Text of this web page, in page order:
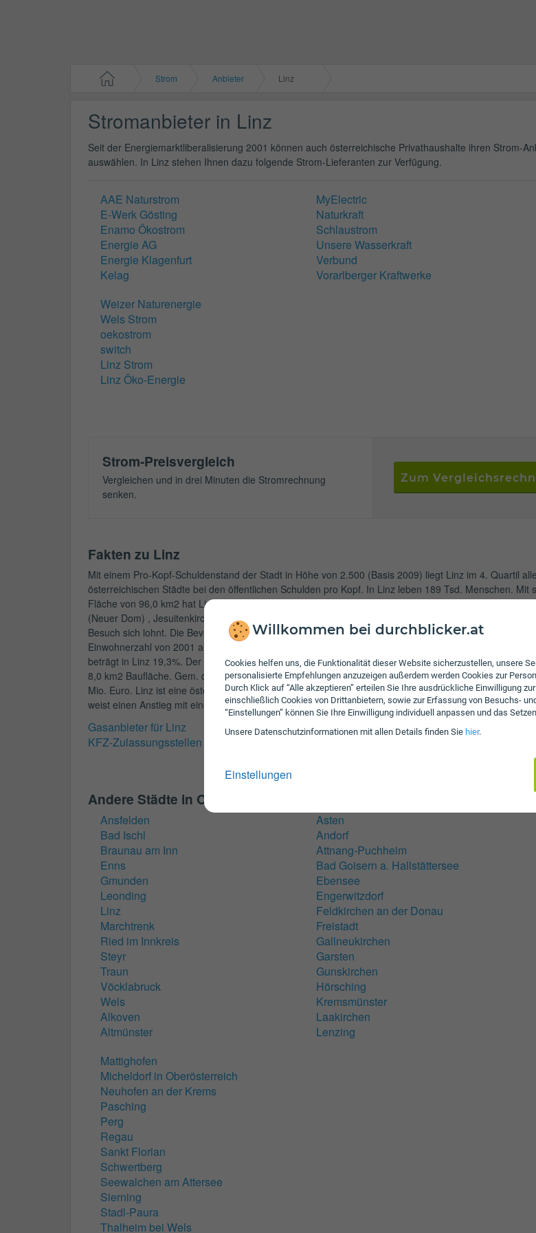
Willkommen bei durchblicker.at
Cookies helfen uns, die Funktionalität dieser Website sicherzustellen, unsere
personalisierte Empfehlungen anzuzeigen außerdem werden Cookies zur
Durch Klick auf “Alle akzeptieren” erteilen Sie Ihre ausdrückliche Einwilligung
einschließlich Cookies von Drittanbietern, sowie zur Erfassung von Besuchs-
“Einstellungen” können Sie Ihre Einwilligung individuell anpassen und das
Unsere Daten­schutz­informationen mit allen Details finden Sie hier.
Einstellungen
Strom Anbieter Linz
Stromanbieter in Linz
Seit der Energiemarktliberalisierung 2001 können auch österreichische Privathaushalte ihren Strom-
auswählen. In Linz stehen Ihnen dazu folgende Strom-Lieferanten zur Verfügung.
AAE Naturstrom
E-Werk Gösting
Enamo Ökostrom
Energie AG
Energie Klagenfurt
Kelag
MyElectric
Naturkraft
Schlaustrom
Unsere Wasserkraft
Verbund
Vorarlberger Kraftwerke
Weizer Naturenergie
Wels Strom
oekostrom
switch
Linz Strom
Linz Öko-Energie
Strom-Preisvergleich
Vergleichen und in drei Minuten die Stromrechnung
senken.
Zum
Fakten zu Linz
Mit einem Pro-Kopf-Schuldenstand der Stadt in Höhe von 2.500 (Basis 2009) liegt Linz im 4. Quartil
österreichischen Städte bei den öffentlichen Schulden pro Kopf. In Linz leben 189 Tsd. Menschen. Mit
Fläche von 96,0 km2 hat Linz mit Ars Electronica Center, Linzer Puppenwelt, Ursulinenkirche,
(Neuer Dom) , Jesuitenkirche (Alter Dom) und Botanischer Garten auch Sehenswürdigkeiten zu bieten,
Besuch sich lohnt. Die Bevölkerungsentwicklung liegt bei ca. 0,5% pro Jahr (auf Basis der Entwicklung
Einwohnerzahl von 2001 auf 2006: von 184 Tsd. auf 188 Tsd.). Der Bevölkerungsanteil der über 65-
beträgt in Linz 19,3%. Der Bevölkerungsanteil der unter 20-jährigen beträgt in Linz 18,2%. In Linz gibt
8,0 km2 Baufläche. Gem. den Daten der Statistik Austria (Daten aus 2009) beträgt der Schuldenstand
Mio. Euro. Linz ist eine österreichische Stadt und liegt im schönen Bundesland {bula}. Die
weist einen Anstieg mit einer Rate von 0,5% auf.
Gasanbieter für Linz
KFZ-Zulassungsstellen für Linz
Andere Städte in Oberösterreich
Ansfelden
Bad Ischl
Braunau am Inn
Enns
Gmunden
Leonding
Linz
Marchtrenk
Ried im Innkreis
Steyr
Traun
Vöcklabruck
Wels
Alkoven
Altmünster
Asten
Andorf
Attnang-Puchheim
Bad Goisern a. Hallstättersee
Ebensee
Engerwitzdorf
Feldkirchen an der Donau
Freistadt
Gallneukirchen
Garsten
Gunskirchen
Hörsching
Kremsmünster
Laakirchen
Lenzing
Mattighofen
Micheldorf in Oberösterreich
Neuhofen an der Krems
Pasching
Perg
Regau
Sankt Florian
Schwertberg
Seewalchen am Attersee
Sierning
Stadl-Paura
Thalheim bei Wels